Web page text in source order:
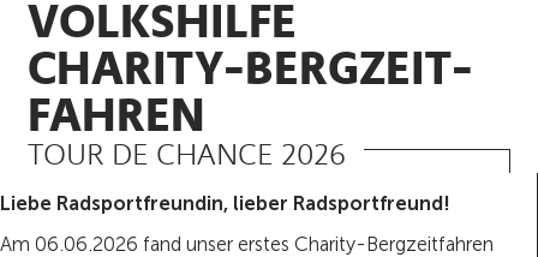
VOLKSHILFE
CHARITY-BERGZEIT-
FAHREN
TOUR DE CHANCE 2026
Liebe Radsportfreundin, lieber Radsportfreund!
Am 06.06.2026 fand unser erstes Charity-Bergzeitfahren